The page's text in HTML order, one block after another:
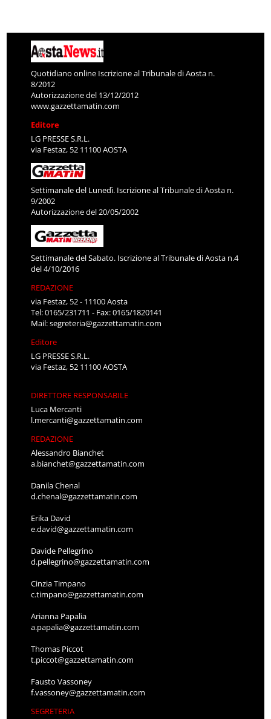
Quotidiano online Iscrizione al Tribunale di Aosta n.
8/2012
Autorizzazione del 13/12/2012
www.gazzettamatin.com
Editore
LG PRESSE S.R.L.
via Festaz, 52 11100 AOSTA
Settimanale del Lunedì. Iscrizione al Tribunale di Aosta n.
9/2002
Autorizzazione del 20/05/2002
Settimanale del Sabato. Iscrizione al Tribunale di Aosta n.4
del 4/10/2016
REDAZIONE
via Festaz, 52 - 11100 Aosta
Tel: 0165/231711 - Fax: 0165/1820141
Mail:segreteria@gazzettamatin.com
Editore
LG PRESSE S.R.L.
via Festaz, 52 11100 AOSTA
DIRETTORE RESPONSABILE
Luca Mercanti
l.mercanti@gazzettamatin.com
REDAZIONE
Alessandro Bianchet
a.bianchet@gazzettamatin.com
Danila Chenal
d.chenal@gazzettamatin.com
Erika David
e.david@gazzettamatin.com
Davide Pellegrino
d.pellegrino@gazzettamatin.com
Cinzia Timpano
c.timpano@gazzettamatin.com
Arianna Papalia
a.papalia@gazzettamatin.com
Thomas Piccot
t.piccot@gazzettamatin.com
Fausto Vassoney
f.vassoney@gazzettamatin.com
SEGRETERIA